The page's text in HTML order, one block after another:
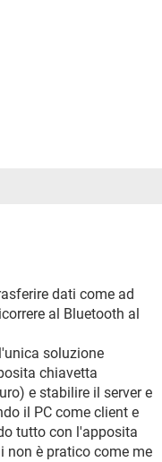
dati come ad
al Bluetooth al
soluzione
chiavetta
e stabilire il server e
il PC come client e
tutto con l'apposita
non è pratico come me